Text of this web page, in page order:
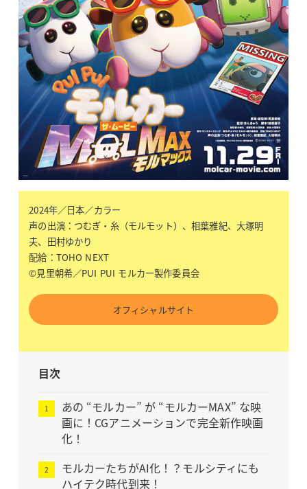
2024年／日本／カラー
声の出演：つむぎ・糸（モルモット）、相葉雅紀、大塚明
夫、田村ゆかり
配給：TOHO NEXT
©見里朝希／PUI PUI モルカー製作委員会
オフィシャルサイト
目次
あの “モルカー” が “モルカーMAX” な映
画に！CGアニメーションで完全新作映画
化！
モルカーたちがAI化！？モルシティにも
ハイテク時代到来！